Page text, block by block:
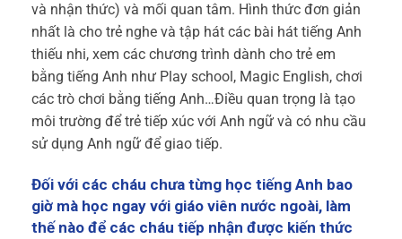
và nhận thức) và mối quan tâm. Hình thức đơn giản
nhất là cho trẻ nghe và tập hát các bài hát tiếng Anh
thiếu nhi, xem các chương trình dành cho trẻ em
bằng tiếng Anh như Play school, Magic English, chơi
các trò chơi bằng tiếng Anh…Điều quan trọng là tạo
môi trường để trẻ tiếp xúc với Anh ngữ và có nhu cầu
sử dụng Anh ngữ để giao tiếp.
Đối với các cháu chưa từng học tiếng Anh bao
giờ mà học ngay với giáo viên nước ngoài, làm
thế nào để các cháu tiếp nhận được kiến thức